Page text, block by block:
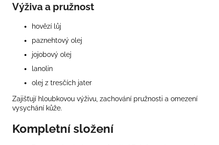
Výživa a pružnost
hovězí lůj
paznehtový olej
jojobový olej
lanolin
olej z tresčích jater
Zajišťují hloubkovou výživu, zachování pružnosti a omezení
vysychání kůže.
Kompletní složení